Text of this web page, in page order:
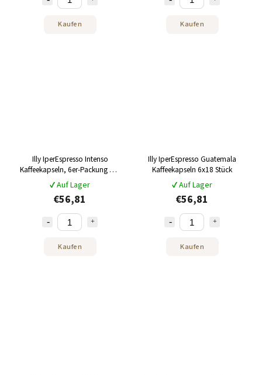
Kaufen Kaufen
Illy IperEspresso Intenso
Kaffeekapseln, 6er-Packung mit
je 18 Stück
✔ Auf Lager
€56,81
Kaufen
Illy IperEspresso Guatemala
Kaffeekapseln 6x18 Stück
✔ Auf Lager
€56,81
Kaufen